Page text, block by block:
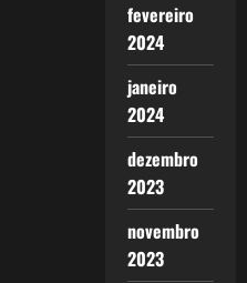
fevereiro
2024
janeiro
2024
dezembro
2023
novembro
2023